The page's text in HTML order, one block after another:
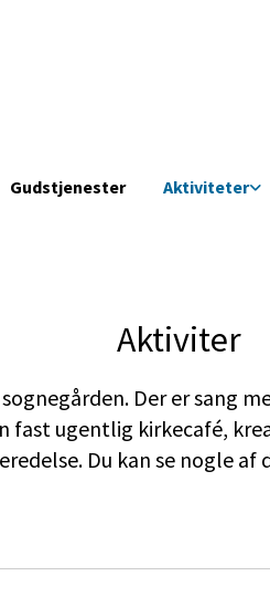
Gudstjenester Aktiviteter
Aktiviter
Der er sang
fast ugentlig kirkecafé,
Du kan se nogle af